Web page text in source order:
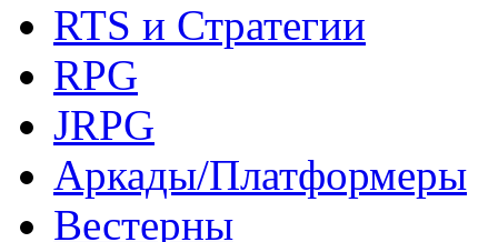
RTS и Стратегии
RPG
JRPG
Аркады/Платформеры
Вестерны